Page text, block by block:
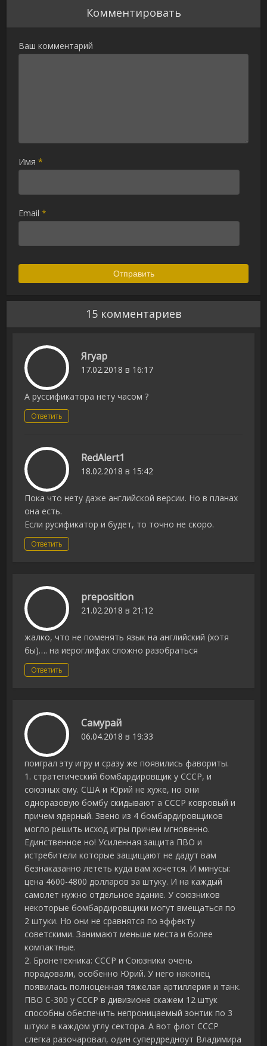
Комментировать
Ваш комментарий
Имя*
Email*
15 комментариев
Ягуар
17.02.2018 в 16:17
А руссификатора нету часом ?
Ответить
RedAlert1
18.02.2018 в 15:42
Пока что нету даже английской версии. Но в планах
она есть.
Если русификатор и будет, то точно не скоро.
Ответить
preposition
21.02.2018 в 21:12
жалко, что не поменять язык на английский (хотя
бы)…. на иероглифах сложно разобраться
Ответить
Самурай
06.04.2018 в 19:33
поиграл эту игру и сразу же появились фавориты.
1. стратегический бомбардировщик у СССР, и
союзных ему. США и Юрий не хуже, но они
одноразовую бомбу скидывают а СССР ковровый и
причем ядерный. Звено из 4 бомбардировщиков
могло решить исход игры причем мгновенно.
Единственное но! Усиленная защита ПВО и
истребители которые защищают не дадут вам
безнаказанно лететь куда вам хочется. И минусы:
цена 4600-4800 долларов за штуку. И на каждый
самолет нужно отдельное здание. У союзников
некоторые бомбардировщики могут вмещаться по
2 штуки. Но они не сравнятся по эффекту
советскими. Занимают меньше места и более
компактные.
2. Бронетехника: СССР и Союзники очень
порадовали, особенно Юрий. У него наконец
появилась полноценная тяжелая артиллерия и танк.
ПВО С-300 у СССР в дивизионе скажем 12 штук
способны обеспечить непроницаемый зонтик по 3
штуки в каждом углу сектора. А вот флот СССР
слегка разочаровал, один супердредноут Владимира